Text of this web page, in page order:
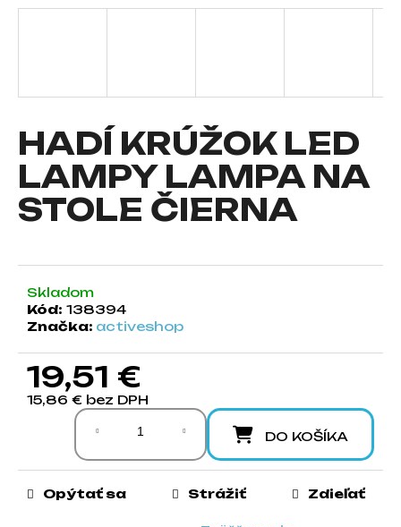
HADÍ KRÚŽOK LED
LAMPY LAMPA NA
STOLE ČIERNA
Skladom
Kód: 138394
Značka: activeshop
19,51 €
15,86 € bez DPH
Jednotková cena:
DO KOŠÍKA
Opýtať sa Strážiť Zdieľať
ť
HĽADAŤ
d
p
r
č